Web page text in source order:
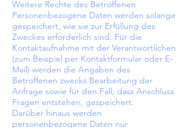
Weitere Rechte des Betroffenen
Personenbezogene Daten werden solange
gespeichert, wie sie zur Erfüllung des
Zweckes erforderlich sind. Für die
Kontaktaufnahme mit der Verantwortlichen
(zum Beispiel per Kontaktformular oder E-
Mail) werden die Angaben des
Betroffenen zwecks Bearbeitung der
Anfrage sowie für den Fall, dass Anschluss
Fragen entstehen, gespeichert.
Darüber hinaus werden
personenbezogene Daten nur